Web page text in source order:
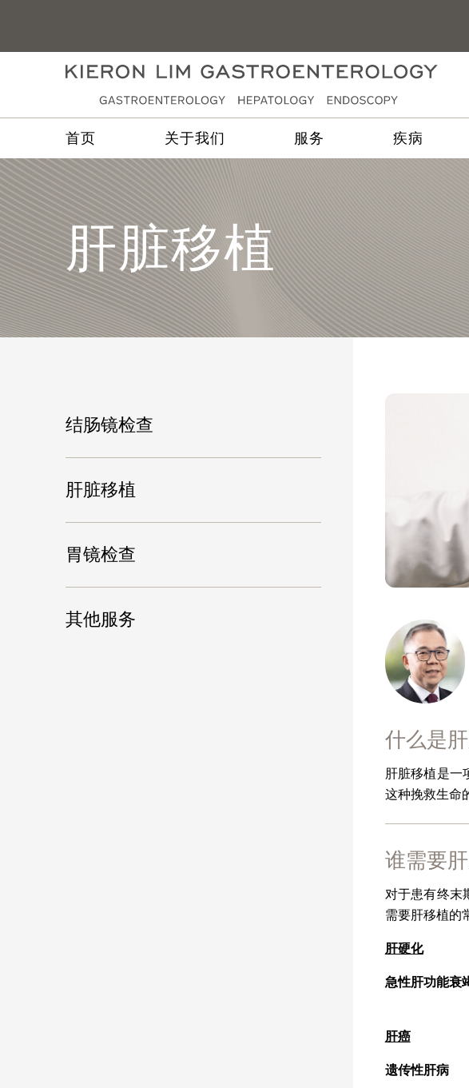
首页 关于我们 服务 疾病
肝脏移植
结肠镜检查
肝脏移植
胃镜检查
其他服务
什么是
肝脏移植是一
这种挽救生命
谁需要
对于患有终末
需要肝移植的
肝硬化
急性肝功能衰
肝癌
遗传性肝病